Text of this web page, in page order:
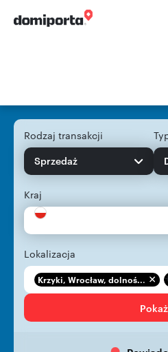
Rodzaj transakcji
Sprzedaż
Kraj
Lokalizacja
Krzyki, Wrocław, dolnoś...
Pokaż